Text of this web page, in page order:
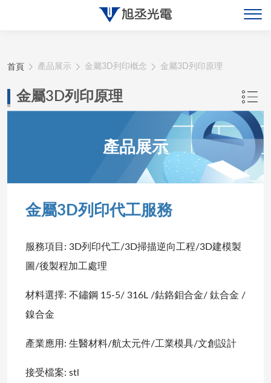
最新消息
產品展示
聯絡旭丞
首頁 產品展示 金屬3D列印概念 金屬3D列印原理
金屬3D列印原理
產品展示
金屬3D列印代工服務
服務項目: 3D列印代工/3D掃描逆向工程/3D建模製
圖/後製程加工處理
材料選擇: 不鏽鋼 15-5/ 316L /鈷鉻鉬合金/ 鈦合金 /
鎳合金
產業應用: 生醫材料/航太元件/工業模具/文創設計
接受檔案: stl